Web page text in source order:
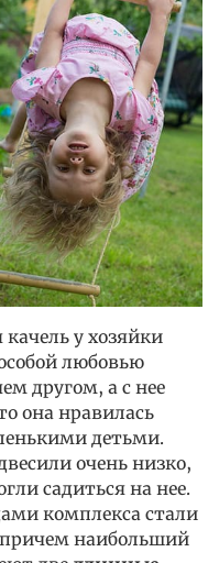
у хозяйки
любовью
другом, а с нее
она нравилась
детьми.
очень низко,
садиться на нее.
комплекса стали
наибольший